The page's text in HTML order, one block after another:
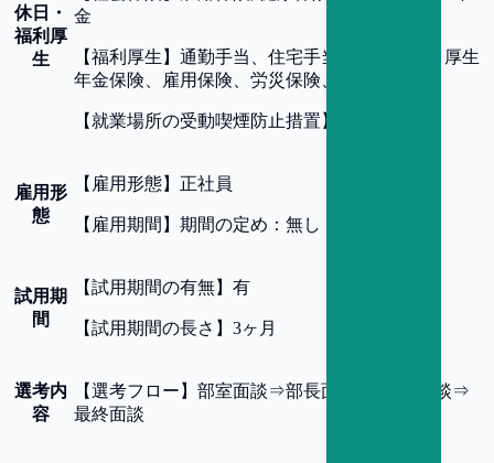
休日・
福利厚
生
金
【福利厚生 】 通勤手当、住宅手当、健康保険、厚生
年金保険、雇用保険、労災保険、退職金制度
【 就業場所の受動喫煙防止措置 】
雇用形
態
【 雇用形態】 正社員
【 雇用期間 】 期間の定め：無し
試用期
間
【試用期間の有無】 有
【試用期間の長さ 】 3ヶ月
選考内
容
【選考フロー 】 部室面談⇒部長面談⇒BU長面談⇒
最終面談